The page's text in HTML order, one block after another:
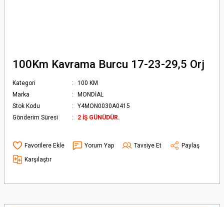
100Km Kavrama Burcu 17-23-29,5 Orj
Kategori
100 KM
Marka
MONDİAL
Stok Kodu
Y4MON0030A0415
Gönderim Süresi
2 İŞ GÜNÜDÜR.
Yorum Yap Tavsiye Et
Paylaş
Karşılaştır